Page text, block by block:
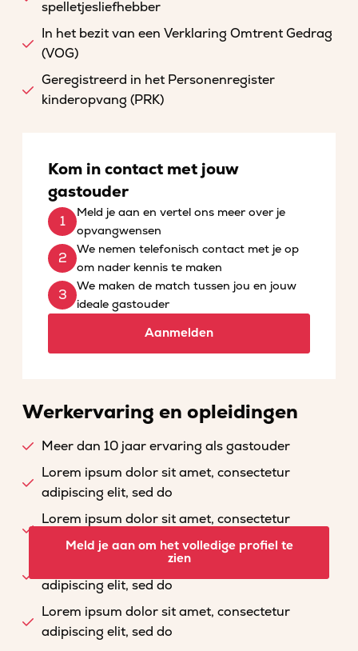
spelletjesliefhebber
In het bezit van een Verklaring Omtrent Gedrag
(VOG)
Geregistreerd in het Personenregister
kinderopvang (PRK)
Kom in contact met jouw
gastouder
Meld je aan en vertel ons meer over je
opvangwensen
We nemen telefonisch contact met je op
om nader kennis te maken
We maken de match tussen jou en jouw
ideale gastouder
Aanmelden
Werkervaring en opleidingen
Meer dan 10 jaar ervaring als gastouder
Lorem ipsum dolor sit amet, consectetur
adipiscing elit, sed do
Lorem ipsum dolor sit amet, consectetur
adipiscing elit, sed do
Lorem ipsum dolor sit amet, consectetur
adipiscing elit, sed do
Lorem ipsum dolor sit amet, consectetur
adipiscing elit, sed do
Meld je aan om het volledige profiel te
zien